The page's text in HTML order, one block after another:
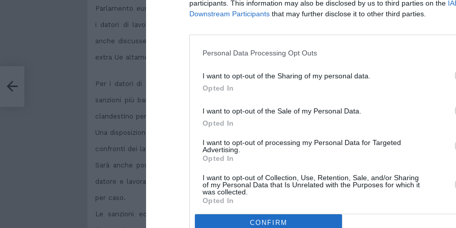
participants. This information may also be disclosed by us to third parties on the
Downstream Participants that may further disclose it to other third parties.
Personal Data Processing Opt Outs
I want to opt-out of the Sharing of my personal data.
Opted In
I want to opt-out of the Sale of my Personal Data.
Opted In
I want to opt-out of processing my Personal Data for Targeted
Advertising.
Opted In
I want to opt-out of Collection, Use, Retention, Sale, and/or Sharing
of my Personal Data that Is Unrelated with the Purposes for which it
was collected.
Opted In
CONFIRM
Parlamento europeo di alcune modifiche alla proposta di direttiva che introduce sanzioni contro
i datori di lavoro che impiegano lavoratori extra Ue illegali. Nella stessa sessione, sono state
anche discusse e approvate modifiche relative alla concessione della Carta Blu per i lavoratori
extra Ue altamente qualificati.
Per i datori di lavoro di cittadini stranieri irregolari, le modifiche prevedono la comminazione di
sanzioni più basse nel caso in cui “il datore di lavoro sia un singolo cittadino che contratta un
clandestino per compiti di assistenza a domicilio”.
Una disposizione, se vogliamo, in linea con le attuali tendenze italiane un pò più "permissive" nei
confronti dei lavoratori irregolari domestici.
Sarà anche possibile, teoricamente, per gli Stati membri, stabilire un periodo di tempo in cui
datore e lavoratore avranno la possibilità di regolarizzare il loro rapporto, ipotesi valutabile caso
per caso.
Le sanzioni economiche per chi impiega irregolari, si legge testulamente, dovranno essere
e